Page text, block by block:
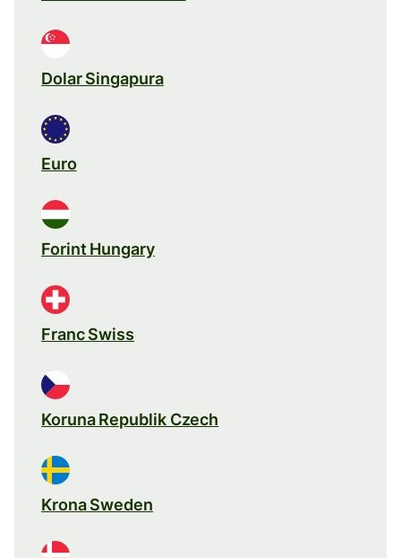
Dolar Singapura
Euro
Forint Hungary
Franc Swiss
Koruna Republik Czech
Krona Sweden